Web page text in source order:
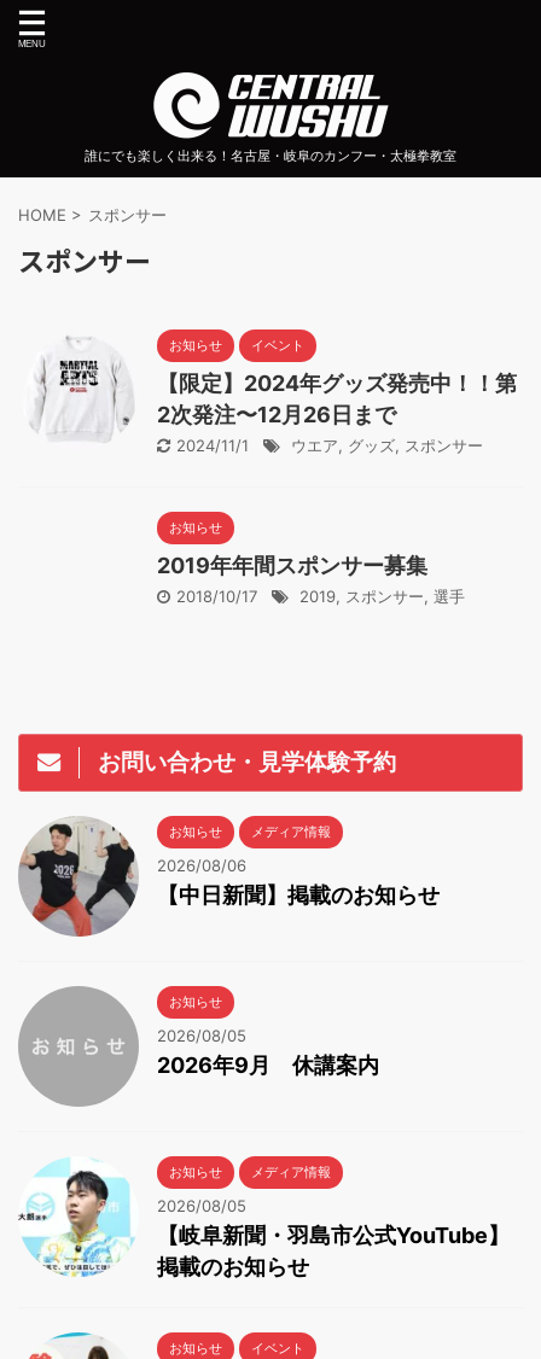
誰にでも楽しく出来る！名古屋・岐阜のカンフー・太極拳教室
HOME > スポンサー
スポンサー
お知らせ イベント
【限定】2024年グッズ発売中！！第
2次発注〜12月26日まで
2024/11/1 ウエア, グッズ, スポンサー
お知らせ
2019年年間スポンサー募集
2018/10/17 2019, スポンサー, 選手
お問い合わせ・見学体験予約
お知らせ メディア情報
2026/08/06
【中日新聞】掲載のお知らせ
お知らせ
2026/08/05
2026年9月 休講案内
お知らせ メディア情報
2026/08/05
【岐阜新聞・羽島市公式YouTube】
掲載のお知らせ
お知らせ イベント